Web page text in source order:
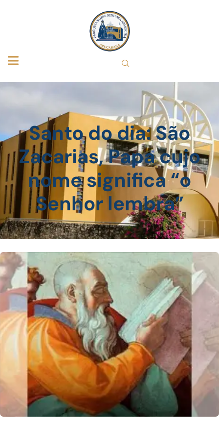
Santo do dia: São
Zacarias, Papa cujo
nome significa “o
Senhor lembra”